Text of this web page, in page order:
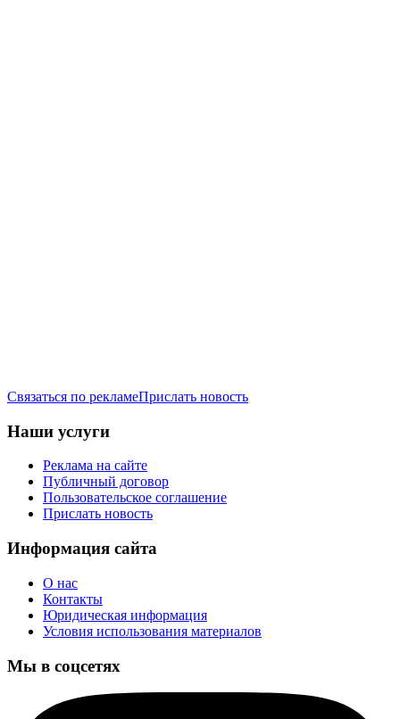
Связаться по рекламеПрислать новость
Наши услуги
Реклама на сайте
Публичный договор
Пользовательское соглашение
Прислать новость
Информация сайта
О нас
Контакты
Юридическая информация
Условия использования материалов
Мы в соцсетях